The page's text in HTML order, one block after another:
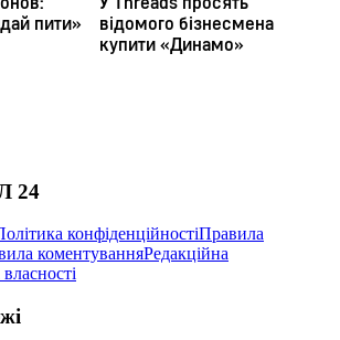
24
конфіденційностіПравила
коментуванняРедакційна